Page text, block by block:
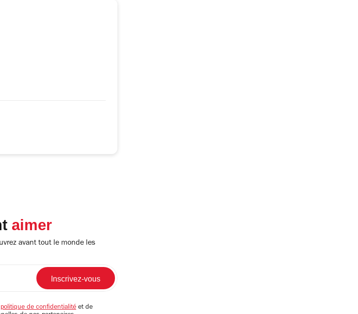
aimer
avant tout le monde les
politique de confidentialité et de